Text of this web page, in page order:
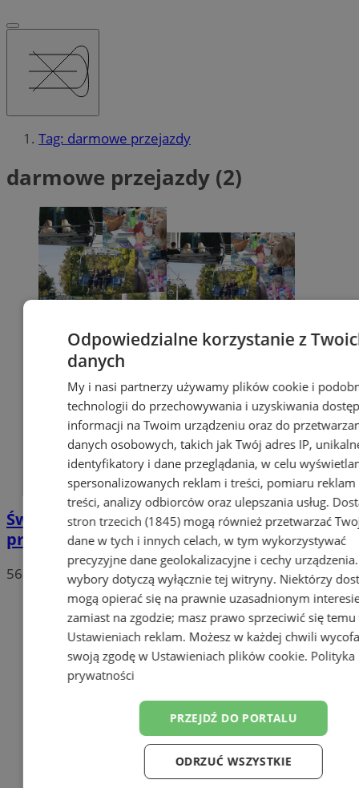
Tag: darmowe przejazdy
darmowe przejazdy (2)
Święto kultowej kolejki. ELKA znów
przyciągnęła tłumy.
56
Odpowiedzialne korzystanie z
danych
My i nasi partnerzy używamy plików cookie i
technologii do przechowywania i uzyskiwania
informacji na Twoim urządzeniu oraz do
danych osobowych, takich jak Twój adres IP,
identyfikatory i dane przeglądania, w celu
spersonalizowanych reklam i treści, pomiaru reklam
treści, analizy odbiorców oraz ulepszania usług.
stron trzecich (1845)mogą również przetwarzać
dane w tych i innych celach, w tym wykorzystywać
precyzyjne dane geolokalizacyjne i cechy
wybory dotyczą wyłącznie tej witryny. Niektórzy
mogą opierać się na prawnie uzasadnionym
zamiast na zgodzie; masz prawo sprzeciwić się temu
Ustawieniach reklam. Możesz w każdej chwili
swoją zgodę w Ustawieniach plików cookie. Polityka
prywatności
PRZEJDŹ DO PORTALU
ODRZUĆ WSZYSTKIE